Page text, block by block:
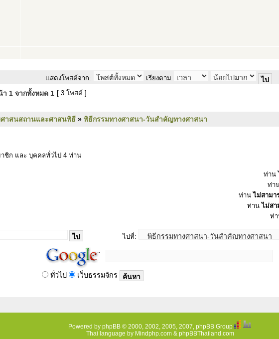
แสดงโพสต์จาก: เรียงตาม
า 1 จากทั้งหมด 1 [ 3 โพสต์ ]
าสนสถานและศาสนพิธี » พิธีกรรมทางศาสนา-วันสำคัญทางศาสนา
ชิก และ บุคคลทั่วไป 4 ท่าน
ท่าน
ท่า
ท่านไม่สามา
ท่านไม่สา
ท่
ไปที่:
ทั่วไป เว็บธรรมจักร
Powered by phpBB © 2000, 2002, 2005, 2007, phpBB Group
Thai language by Mindphp.com& phpBBThailand.com